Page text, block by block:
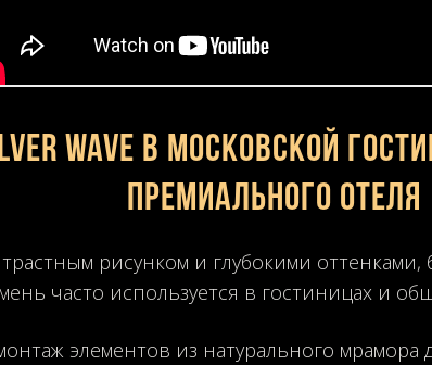
Wave в московской
премиального отеля
рисунком и глубокими
часто используется в гостиницах и
элементов из натурального мрамора